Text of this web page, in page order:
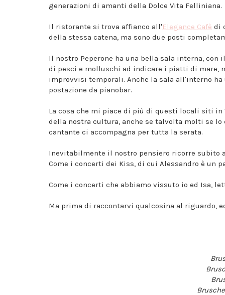
generazioni di amanti della Dolce Vita Felliniana.
Il ristorante si trova affianco all'Elegance Cafè di
della stessa catena, ma sono due posti
Il nostro Peperone ha una bella sala interna,
di pesci e molluschi ad indicare i piatti di mare,
improvvisi temporali. Anche la sala all'interno
postazione da pianobar.
La cosa che mi piace di più di questi locali siti in
della nostra cultura, anche se talvolta molti se
cantante ci accompagna per tutta la serata.
Inevitabilmente il nostro pensiero ricorre subito
Come i concerti dei Kiss, di cui Alessandro è un
Come i concerti che abbiamo vissuto io ed Isa,
Ma prima di raccontarvi qualcosina al riguardo,